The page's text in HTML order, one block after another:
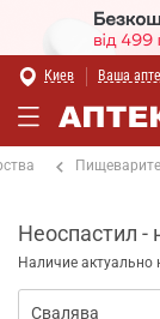
Киев Ваша
Неоспастил -
Наличие актуально